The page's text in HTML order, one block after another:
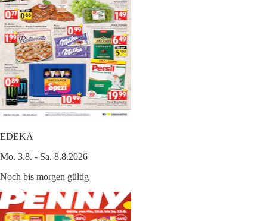
EDEKA
Mo. 3.8. - Sa. 8.8.2026
Noch bis morgen gültig